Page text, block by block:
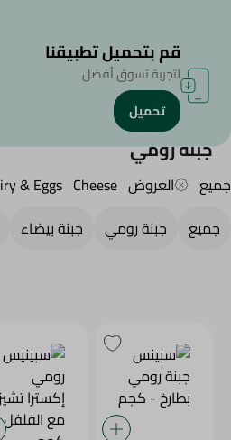
الرئيسية /الجبن,منتجات الألبان والبيض
جبنة رومي
جميع العروض Cheese
& Eggs
جميع
جبنة رومي جبنة بيضاء
قم بتحميل تطبيقنا
لتجربة تسوق أفضل
تحميل